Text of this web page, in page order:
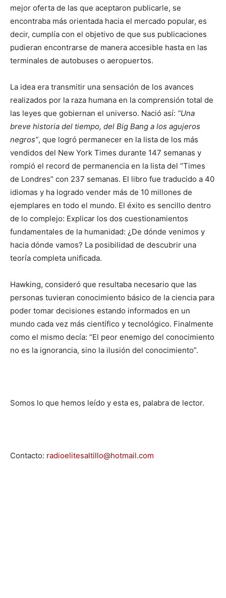
mejor oferta de las que aceptaron publicarle, se
encontraba más orientada hacia el mercado popular, es
decir, cumplía con el objetivo de que sus publicaciones
pudieran encontrarse de manera accesible hasta en las
terminales de autobuses o aeropuertos.
La idea era transmitir una sensación de los avances
realizados por la raza humana en la comprensión total de
las leyes que gobiernan el universo. Nació así: “Una
breve historia del tiempo, del Big Bang a los agujeros
negros”, que logró permanecer en la lista de los más
vendidos del New York Times durante 147 semanas y
rompió el record de permanencia en la lista del “Times
de Londres” con 237 semanas. El libro fue traducido a 40
idiomas y ha logrado vender más de 10 millones de
ejemplares en todo el mundo. El éxito es sencillo dentro
de lo complejo: Explicar los dos cuestionamientos
fundamentales de la humanidad: ¿De dónde venimos y
hacia dónde vamos? La posibilidad de descubrir una
teoría completa unificada.
Hawking, consideró que resultaba necesario que las
personas tuvieran conocimiento básico de la ciencia para
poder tomar decisiones estando informados en un
mundo cada vez más científico y tecnológico. Finalmente
como el mismo decía: “El peor enemigo del conocimiento
no es la ignorancia, sino la ilusión del conocimiento”.
Somos lo que hemos leído y esta es, palabra de lector.
Contacto: radioelitesaltillo@hotmail.com